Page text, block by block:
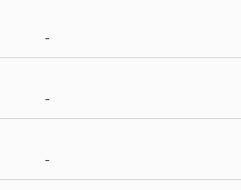
-
-
-